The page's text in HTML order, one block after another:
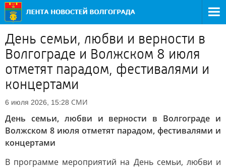
День семьи, любви и верности в
Волгограде и Волжском 8 июля
отметят парадом, фестивалями и
концертами
6 июля 2026, 15:28 СМИ
День семьи, любви и верности в Волгограде и
Волжском 8 июля отметят парадом, фестивалями и
концертами
В программе мероприятий на День семьи, любви и